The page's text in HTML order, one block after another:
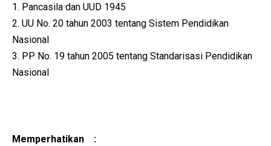
1. Pancasila dan UUD 1945
2. UU No. 20 tahun 2003 tentang Sistem Pendidikan
Nasional
3. PP No. 19 tahun 2005 tentang Standarisasi Pendidikan
Nasional
Memperhatikan :